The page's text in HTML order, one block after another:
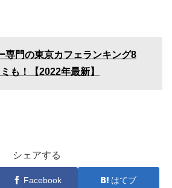
専門の東京カフェランキング8
も！【2022年最新】
シェアする
Facebook はてブ